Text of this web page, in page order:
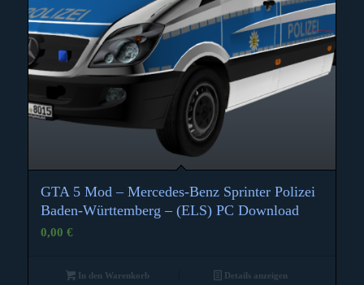
GTA 5 Mod – Mercedes-Benz Sprinter Polizei
Baden-Württemberg – (ELS) PC Download
0,00 €
In den Warenkorb Details anzeigen